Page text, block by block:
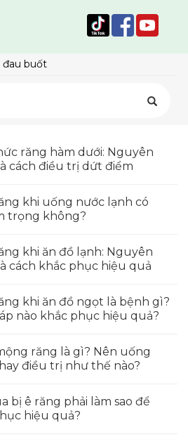
đau buốt
răng hàm dưới: Nguyên
cách điều trị dứt điểm
khi uống nước lạnh có
trọng không?
khi ăn đồ lạnh: Nguyên
cách khắc phục hiệu quả
khi ăn đồ ngọt là bệnh gì?
nào khắc phục hiệu quả?
răng là gì? Nên uống
điều trị như thế nào?
bị ê răng phải làm sao để
hiệu quả?